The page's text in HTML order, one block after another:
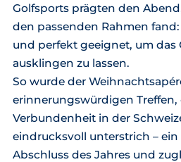
Golfsports prägten den
den passenden Rahmen
und perfekt geeignet, um das
ausklingen zu lassen.
So wurde der
erinnerungswürdigen Treffen,
Verbundenheit in der
eindrucksvoll unterstrich –
Abschluss des Jahres und